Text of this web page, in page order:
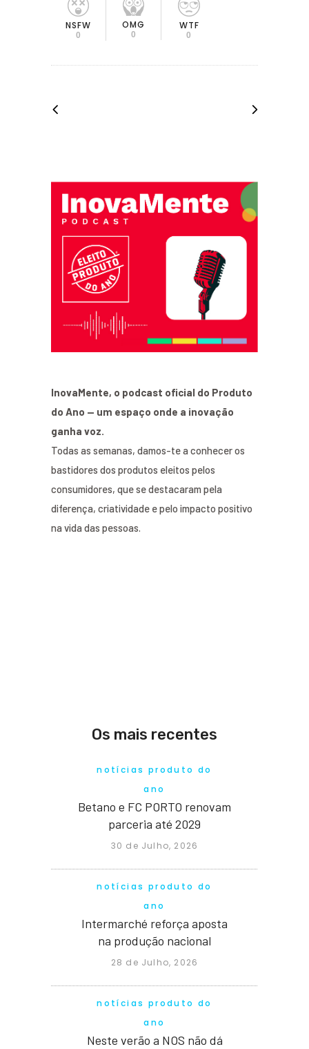
NSFW
0
OMG
0
WTF
0
InovaMente, o podcast oficial do Produto
do Ano — um espaço onde a inovação
ganha voz.
Todas as semanas, damos-te a conhecer os
bastidores dos produtos eleitos pelos
consumidores, que se destacaram pela
diferença, criatividade e pelo impacto positivo
na vida das pessoas.
Os mais recentes
notícias produto do
ano
Betano e FC PORTO renovam
parceria até 2029
30 de Julho, 2026
notícias produto do
ano
Intermarché reforça aposta
na produção nacional
28 de Julho, 2026
notícias produto do
ano
Neste verão a NOS não dá